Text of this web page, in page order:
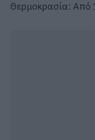
Θερμοκρασία: Από